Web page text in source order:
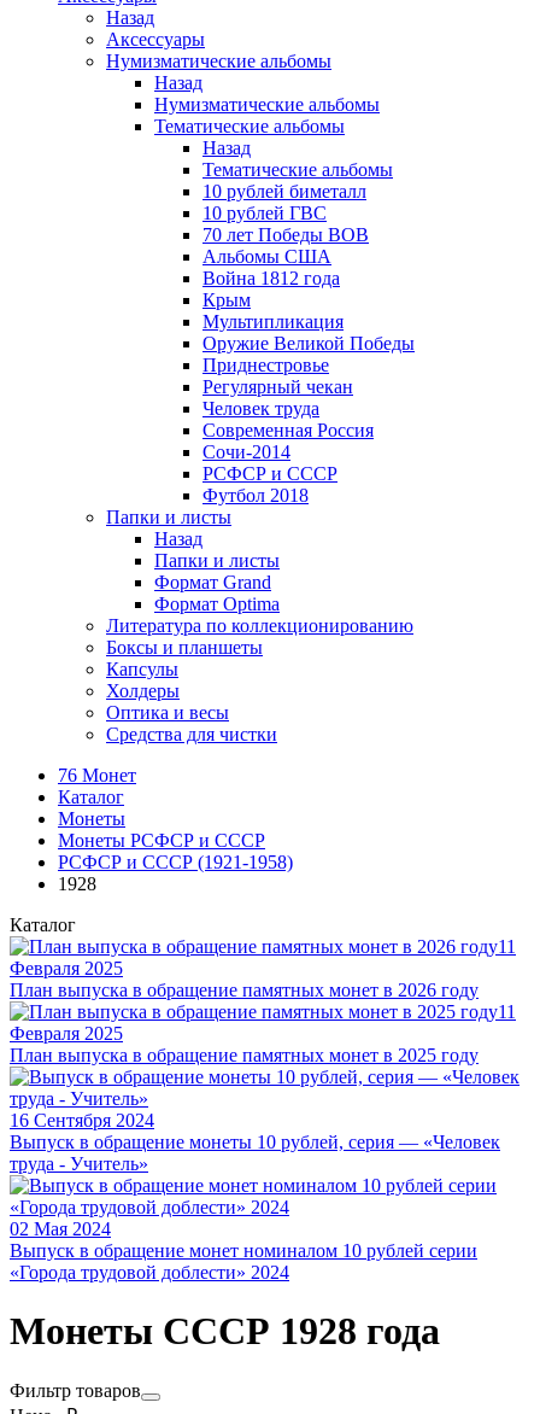
Назад
Аксессуары
Нумизматические альбомы
Назад
Нумизматические альбомы
Тематические альбомы
Назад
Тематические альбомы
10 рублей биметалл
10 рублей ГВС
70 лет Победы ВОВ
Альбомы США
Война 1812 года
Крым
Мультипликация
Оружие Великой Победы
Приднестровье
Регулярный чекан
Человек труда
Современная Россия
Сочи-2014
РСФСР и СССР
Футбол 2018
Папки и листы
Назад
Папки и листы
Формат Grand
Формат Optima
Литература по коллекционированию
Боксы и планшеты
Капсулы
Холдеры
Оптика и весы
Средства для чистки
76 Монет
Каталог
Монеты
Монеты РСФСР и СССР
РСФСР и СССР (1921-1958)
1928
Каталог
11
Февраля 2025
План выпуска в обращение памятных монет в 2026 году
11
Февраля 2025
План выпуска в обращение памятных монет в 2025 году
16 Сентября 2024
Выпуск в обращение монеты 10 рублей, серия — «Человек
труда - Учитель»
02 Мая 2024
Выпуск в обращение монет номиналом 10 рублей серии
«Города трудовой доблести» 2024
Монеты СССР 1928 года
Фильтр товаров